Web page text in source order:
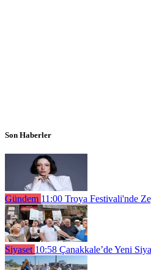
Son Haberler
Gündem 11:00 Troya Festivali'nde
Siyaset 10:58 Çanakkale’de Yeni